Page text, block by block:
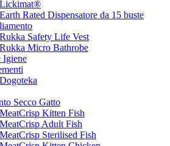
Lickimat®
Earth Rated Dispensatore da 15 buste
Rukka Safety Life Vest
Rukka Micro Bathrobe
Igiene
Dogoteka
Secco Gatto
MeatCrisp Kitten Fish
MeatCrisp Adult Fish
MeatCrisp Sterilised Fish